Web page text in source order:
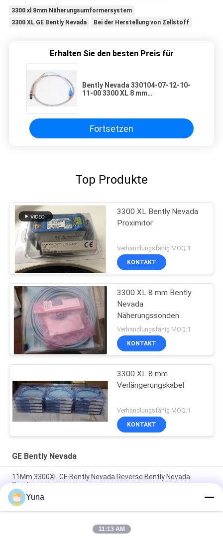
3300 xl 8mm Näherungsumformersystem
3300 XL GE Bently Nevada
Bei der Herstellung von Zellstoff
Erhalten Sie den besten Preis für
Bently Nevada 330104-07-12-10-
11-00 3300 XL 8 mm
Fortsetzen
Top Produkte
3300 XL Bently Nevada
Proximitor
Verhandlungsfähig MOQ:1
KONTAKT
3300 XL 8 mm Bently
Nevada
Näherungssonden
Verhandlungsfähig MOQ:1
KONTAKT
3300 XL 8 mm
Verlängerungskabel
Verhandlungsfähig MOQ:1
KONTAKT
GE Bently Nevada
11Mm 3300XL GE Bently Nevada Reverse Bently Nevada
Sonde
50 mm 3300XL Bently Nevada Näherungssonde 330709-000-
050-10-02-00
8.0 Meter 3300 XL 11Mm GE Bently Nevada Vibrationssonde
Yuna
11:13 AM